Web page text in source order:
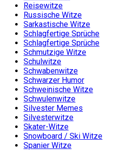
Reisewitze
Russische Witze
Sarkastische Witze
Schlagfertige Sprüche
Schlagfertige Sprüche
Schmutzige Witze
Schulwitze
Schwabenwitze
Schwarzer Humor
Schweinische Witze
Schwulenwitze
Silvester Memes
Silvesterwitze
Skater-Witze
Snowboard / Ski Witze
Spanier Witze